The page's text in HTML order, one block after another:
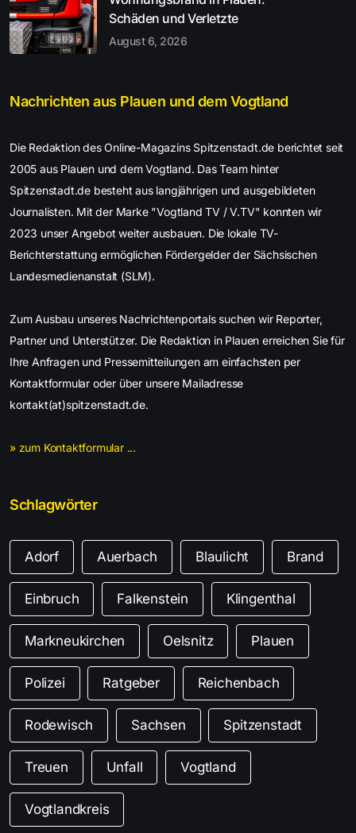
Schäden und Verletzte
August 6, 2026
Nachrichten aus Plauen und dem Vogtland
Die Redaktion des Online-Magazins Spitzenstadt.de berichtet seit
2005 aus Plauen und dem Vogtland. Das Team hinter
Spitzenstadt.de besteht aus langjährigen und ausgebildeten
Journalisten. Mit der Marke "Vogtland TV / V.TV" konnten wir
2023 unser Angebot weiter ausbauen. Die lokale TV-
Berichterstattung ermöglichen Fördergelder der Sächsischen
Landesmedienanstalt (SLM).
Zum Ausbau unseres Nachrichtenportals suchen wir Reporter,
Partner und Unterstützer. Die Redaktion in Plauen erreichen Sie für
Ihre Anfragen und Pressemitteilungen am einfachsten per
Kontaktformular oder über unsere Mailadresse
kontakt(at)spitzenstadt.de.
» zum Kontaktformular ...
Schlagwörter
Adorf Auerbach Blaulicht Brand
Einbruch Falkenstein Klingenthal
Markneukirchen Oelsnitz Plauen
Polizei Ratgeber Reichenbach
Rodewisch Sachsen Spitzenstadt
Treuen Unfall Vogtland
Vogtlandkreis